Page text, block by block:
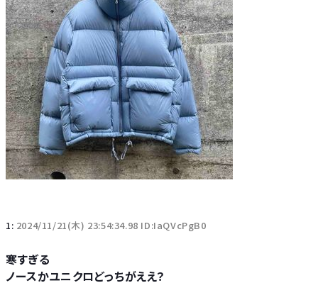
1: 2024/11/21(木) 23:54:34.98 ID:IaQVcPgB0
寒すぎる
ノースかユニクロどっちがええ？